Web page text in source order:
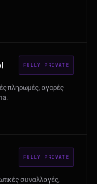
FULLY PRIVATE
πληρωμές, αγορές
FULLY PRIVATE
συναλλαγές,